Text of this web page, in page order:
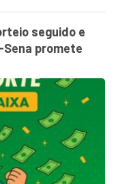
seguido e
promete